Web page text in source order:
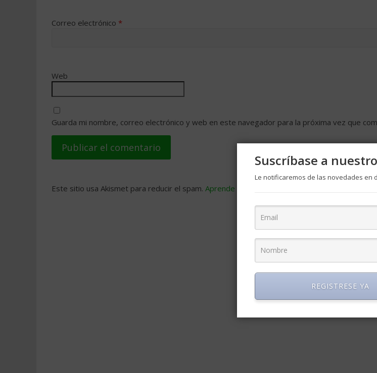
Correo electrónico *
Web
Guarda mi nombre, correo electrónico y web en este navegador para la próxima vez que
Este sitio usa Akismet para reducir el spam. Aprende cómo se procesan los datos de tus
Suscríbase a
Le notificaremos de las novedades en
REGISTRESE YA